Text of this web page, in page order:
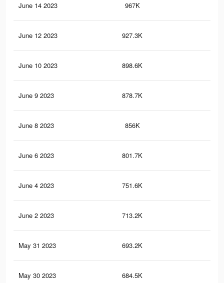
June 14 2023 967K
June 12 2023 927.3K
June 10 2023 898.6K
June 9 2023 878.7K
June 8 2023 856K
June 6 2023 801.7K
June 4 2023 751.6K
June 2 2023 713.2K
May 31 2023 693.2K
May 30 2023 684.5K